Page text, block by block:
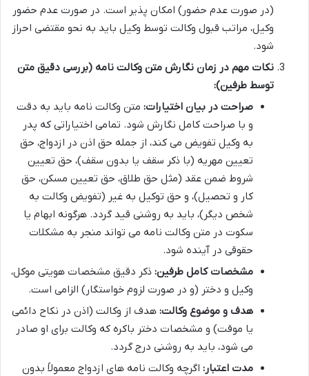
(در صورت عدم حضور) امکان پذیر است. در صورت عدم حضور
وکیل، مراتب قبول وکالت توسط وکیل باید به نحو مقتضی احراز
شود.
نکات مهم در زمان نگارش متن وکالت نامه (بررسی دقیق متن
توسط طرفین):
صراحت در بیان اختیارات: متن وکالت نامه باید به دقت
و با صراحت کامل نگارش شود. تمامی اختیاراتی که پدر
به وکیل تفویض می کند، از جمله حق اذن در ازدواج، حق
تعیین مهریه (با ذکر سقف یا بدون سقف)، حق تعیین
شروط ضمن عقد (مثل حق طلاق، حق تعیین مسکن، حق
کار و تحصیل)، و حق توکیل به غیر (تفویض وکالت به
شخص دیگر)، باید به روشنی قید گردد. هرگونه ابهام یا
سکوت در متن وکالت نامه می تواند منجر به مشکلات
حقوقی در آینده شود.
مشخصات کامل طرفین: ذکر دقیق مشخصات هویتی موکل،
وکیل و دختر (و در صورت لزوم خواستگار) الزامی است.
هدف و موضوع وکالت: هدف از وکالت (اذن در نکاح دائمی
یا موقت) و مشخصات دختر باکره که وکالت برای او صادر
می شود، باید به روشنی درج گردد.
مدت اعتبار: اگرچه وکالت نامه های ازدواج معمولاً بدون